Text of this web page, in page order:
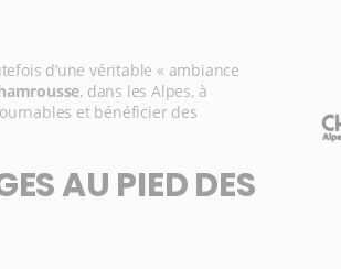
d’une véritable « ambiance
, dans les Alpes, à
et bénéficier des
AU PIED DES